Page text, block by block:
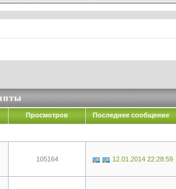
Просмотров Последнее сообщение
105164 12.01.2014 22:28:59